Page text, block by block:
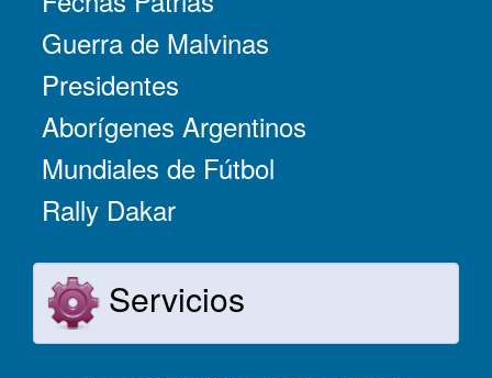
Guerra de Malvinas
Presidentes
Aborígenes Argentinos
Mundiales de Fútbol
Rally Dakar
Servicios